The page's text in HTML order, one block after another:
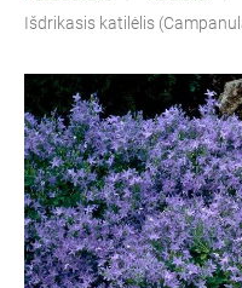
Išdrikasis katilėlis